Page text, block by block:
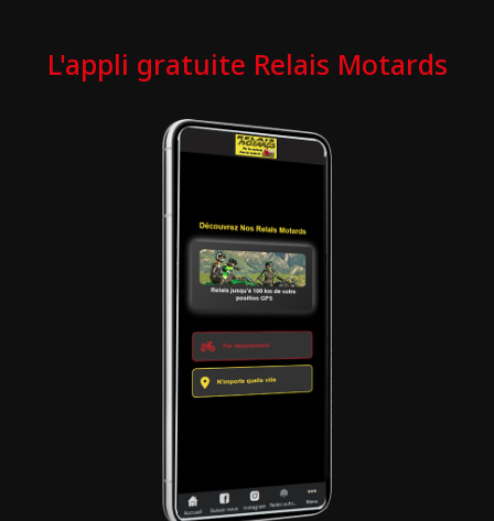
L'appli gratuite Relais Motards